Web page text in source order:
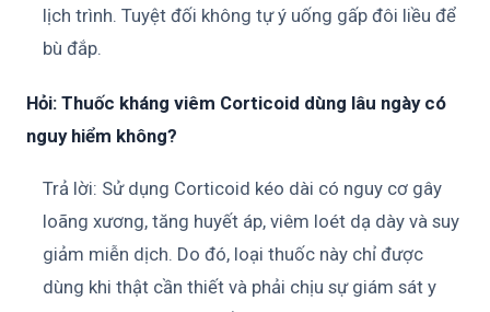
lịch trình. Tuyệt đối không tự ý uống gấp đôi liều để
bù đắp.
Hỏi: Thuốc kháng viêm Corticoid dùng lâu ngày có
nguy hiểm không?
Trả lời: Sử dụng Corticoid kéo dài có nguy cơ gây
loãng xương, tăng huyết áp, viêm loét dạ dày và suy
giảm miễn dịch. Do đó, loại thuốc này chỉ được
dùng khi thật cần thiết và phải chịu sự giám sát y